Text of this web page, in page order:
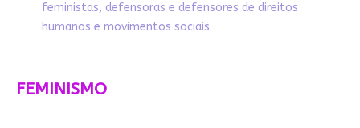
feministas, defensoras e defensores de direitos
humanos e movimentos sociais
FEMINISMO